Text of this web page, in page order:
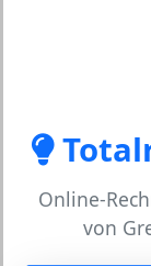
Online-
von